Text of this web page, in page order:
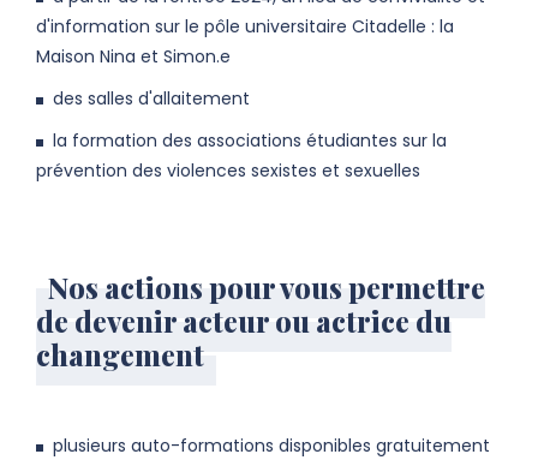
d'information sur le pôle universitaire Citadelle : la
Maison Nina et Simon.e
des salles d'allaitement
la formation des associations étudiantes sur la
prévention des violences sexistes et sexuelles
Nos actions pour vous permettre
de devenir acteur ou actrice du
changement
plusieurs auto-formations disponibles gratuitement